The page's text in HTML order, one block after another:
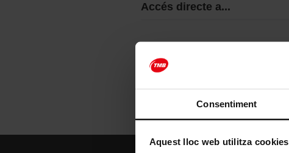
Consentiment
Aquest lloc web utilitza cookies
Accés directe a...